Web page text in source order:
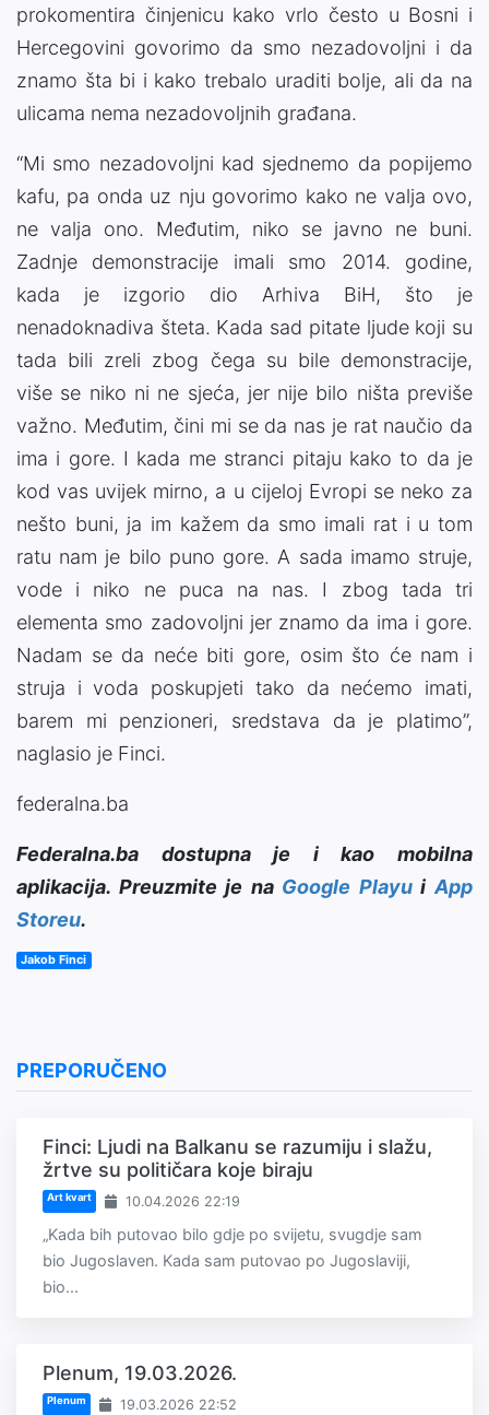
prokomentira činjenicu kako vrlo često u Bosni i
Hercegovini govorimo da smo nezadovoljni i da
znamo šta bi i kako trebalo uraditi bolje, ali da na
ulicama nema nezadovoljnih građana.
“Mi smo nezadovoljni kad sjednemo da popijemo
kafu, pa onda uz nju govorimo kako ne valja ovo,
ne valja ono. Međutim, niko se javno ne buni.
Zadnje demonstracije imali smo 2014. godine,
kada je izgorio dio Arhiva BiH, što je
nenadoknadiva šteta. Kada sad pitate ljude koji su
tada bili zreli zbog čega su bile demonstracije,
više se niko ni ne sjeća, jer nije bilo ništa previše
važno. Međutim, čini mi se da nas je rat naučio da
ima i gore. I kada me stranci pitaju kako to da je
kod vas uvijek mirno, a u cijeloj Evropi se neko za
nešto buni, ja im kažem da smo imali rat i u tom
ratu nam je bilo puno gore. A sada imamo struje,
vode i niko ne puca na nas. I zbog tada tri
elementa smo zadovoljni jer znamo da ima i gore.
Nadam se da neće biti gore, osim što će nam i
struja i voda poskupjeti tako da nećemo imati,
barem mi penzioneri, sredstava da je platimo”,
naglasio je Finci.
federalna.ba
Federalna.ba dostupna je i kao mobilna
aplikacija. Preuzmite je na Google PlayuiApp
Storeu.
Jakob Finci
PREPORUČENO
Finci: Ljudi na Balkanu se razumiju i slažu,
žrtve su političara koje biraju
Art kvart 10.04.2026 22:19
„Kada bih putovao bilo gdje po svijetu, svugdje sam
bio Jugoslaven. Kada sam putovao po Jugoslaviji,
bio...
Plenum, 19.03.2026.
Plenum 19.03.2026 22:52